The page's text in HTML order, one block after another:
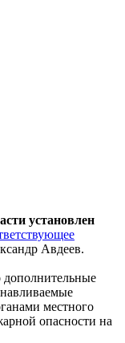
установлен
Авдеев.
дополнительные
местного
опасности на